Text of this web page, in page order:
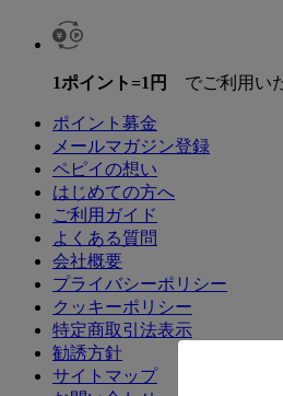
1ポイント=1円 でご利用い
ポイント募金
メールマガジン登録
ペピイの想い
はじめての方へ
ご利用ガイド
よくある質問
会社概要
プライバシーポリシー
クッキーポリシー
特定商取引法表示
勧誘方針
サイトマップ